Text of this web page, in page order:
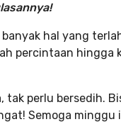
hal yang
percintaan hingga
tak perlu bersedih.
Semoga